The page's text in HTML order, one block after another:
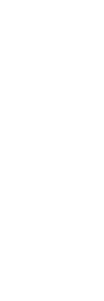
Lisans)